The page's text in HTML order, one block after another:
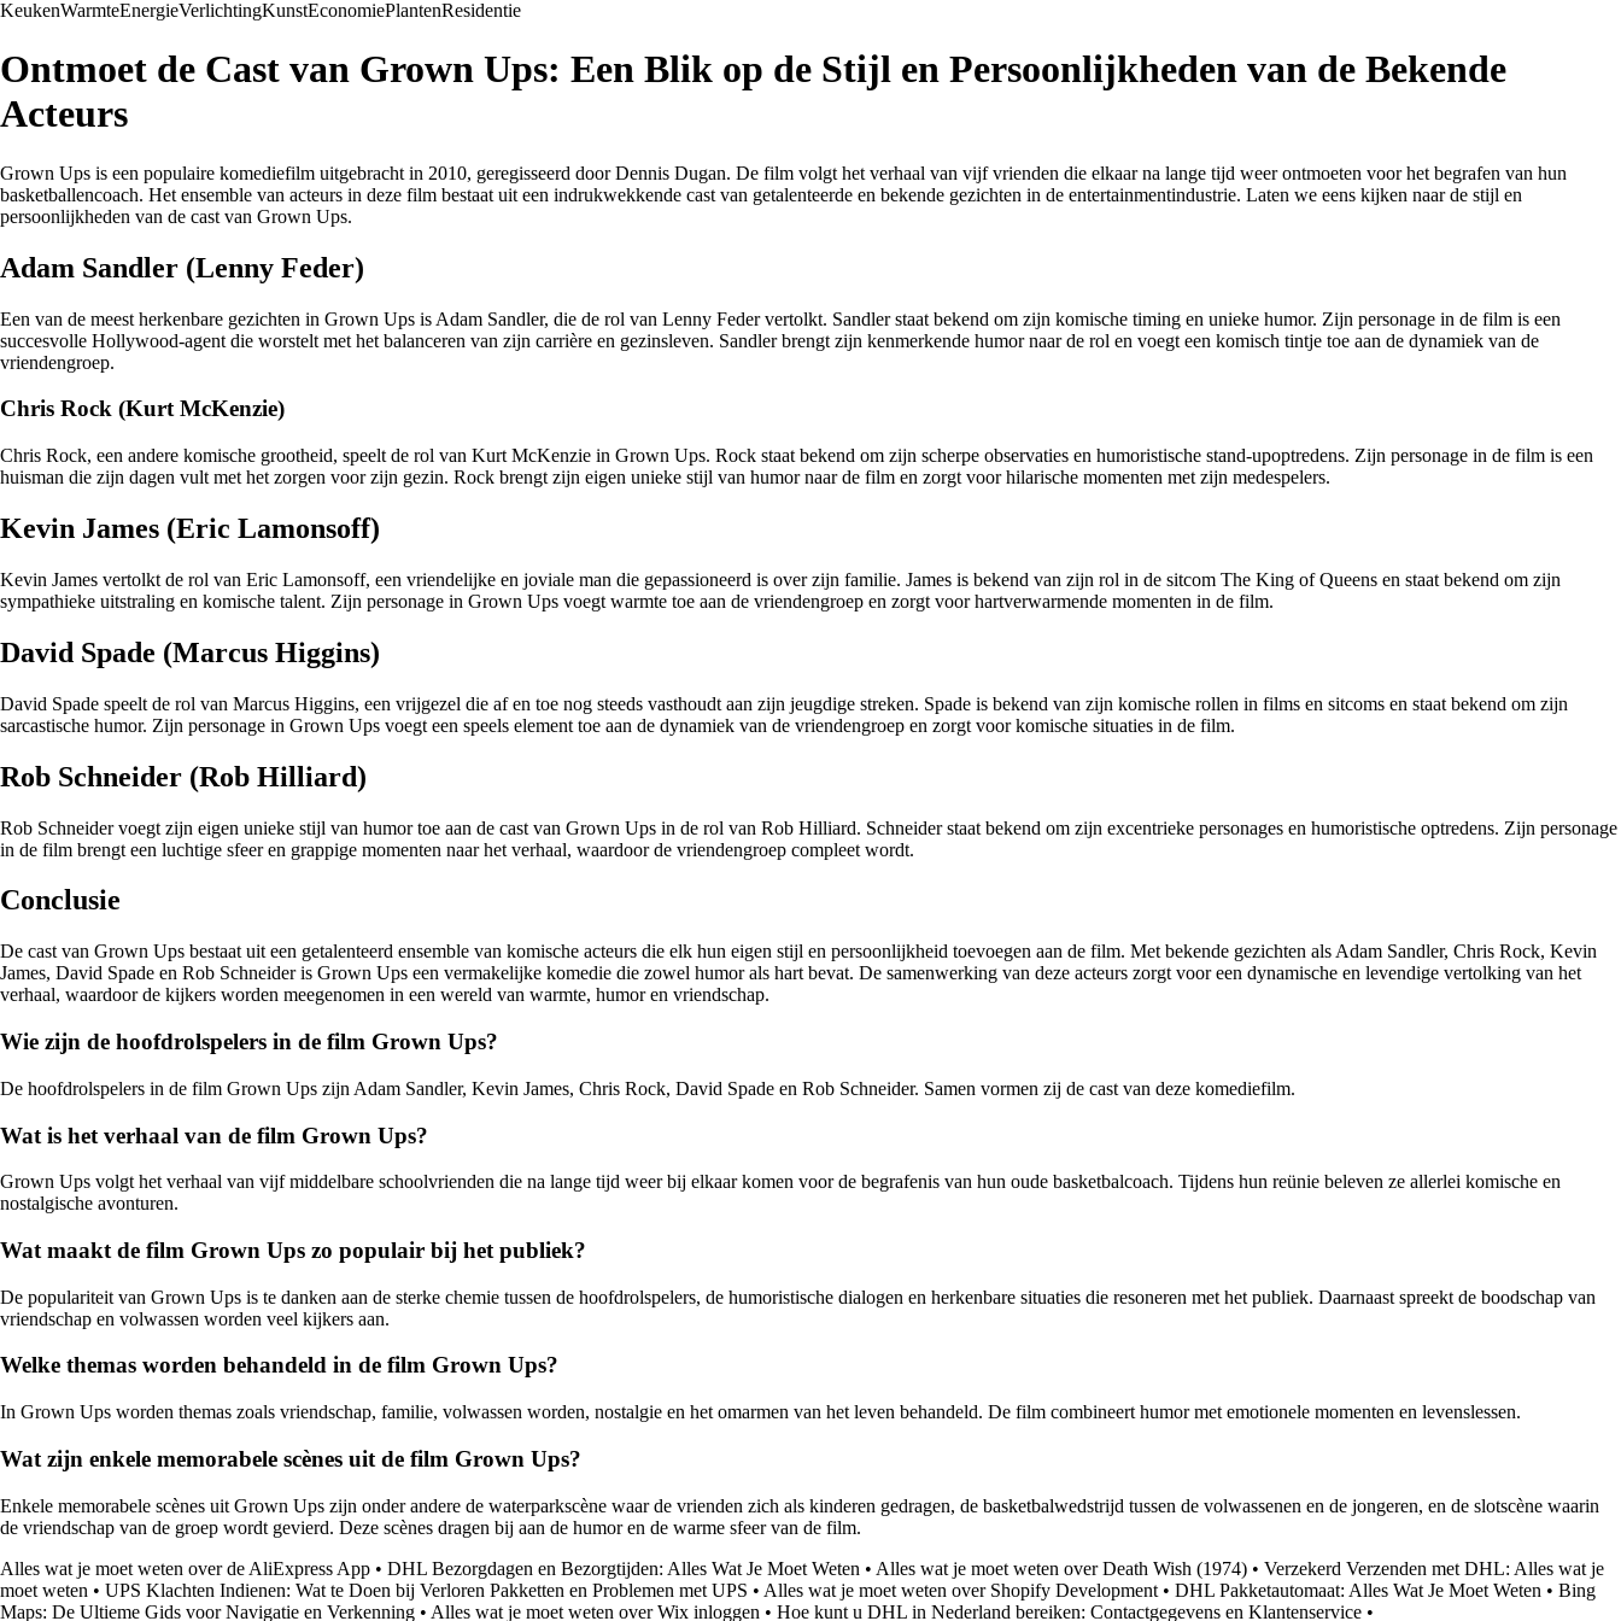
KeukenWarmteEnergieVerlichtingKunstEconomiePlantenResidentie
Ontmoet de Cast van Grown Ups: Een Blik op de Stijl en Persoonlijkheden van de Bekende
Acteurs
Grown Ups is een populaire komediefilm uitgebracht in 2010, geregisseerd door Dennis Dugan. De film volgt het verhaal van vijf vrienden die elkaar na lange tijd weer ontmoeten voor het begrafen van hun
basketballencoach. Het ensemble van acteurs in deze film bestaat uit een indrukwekkende cast van getalenteerde en bekende gezichten in de entertainmentindustrie. Laten we eens kijken naar de stijl en
persoonlijkheden van de cast van Grown Ups.
Adam Sandler (Lenny Feder)
Een van de meest herkenbare gezichten in Grown Ups is Adam Sandler, die de rol van Lenny Feder vertolkt. Sandler staat bekend om zijn komische timing en unieke humor. Zijn personage in de film is een
succesvolle Hollywood-agent die worstelt met het balanceren van zijn carrière en gezinsleven. Sandler brengt zijn kenmerkende humor naar de rol en voegt een komisch tintje toe aan de dynamiek van de
vriendengroep.
Chris Rock (Kurt McKenzie)
Chris Rock, een andere komische grootheid, speelt de rol van Kurt McKenzie in Grown Ups. Rock staat bekend om zijn scherpe observaties en humoristische stand-upoptredens. Zijn personage in de film is een
huisman die zijn dagen vult met het zorgen voor zijn gezin. Rock brengt zijn eigen unieke stijl van humor naar de film en zorgt voor hilarische momenten met zijn medespelers.
Kevin James (Eric Lamonsoff)
Kevin James vertolkt de rol van Eric Lamonsoff, een vriendelijke en joviale man die gepassioneerd is over zijn familie. James is bekend van zijn rol in de sitcom The King of Queens en staat bekend om zijn
sympathieke uitstraling en komische talent. Zijn personage in Grown Ups voegt warmte toe aan de vriendengroep en zorgt voor hartverwarmende momenten in de film.
David Spade (Marcus Higgins)
David Spade speelt de rol van Marcus Higgins, een vrijgezel die af en toe nog steeds vasthoudt aan zijn jeugdige streken. Spade is bekend van zijn komische rollen in films en sitcoms en staat bekend om zijn
sarcastische humor. Zijn personage in Grown Ups voegt een speels element toe aan de dynamiek van de vriendengroep en zorgt voor komische situaties in de film.
Rob Schneider (Rob Hilliard)
Rob Schneider voegt zijn eigen unieke stijl van humor toe aan de cast van Grown Ups in de rol van Rob Hilliard. Schneider staat bekend om zijn excentrieke personages en humoristische optredens. Zijn personage
in de film brengt een luchtige sfeer en grappige momenten naar het verhaal, waardoor de vriendengroep compleet wordt.
Conclusie
De cast van Grown Ups bestaat uit een getalenteerd ensemble van komische acteurs die elk hun eigen stijl en persoonlijkheid toevoegen aan de film. Met bekende gezichten als Adam Sandler, Chris Rock, Kevin
James, David Spade en Rob Schneider is Grown Ups een vermakelijke komedie die zowel humor als hart bevat. De samenwerking van deze acteurs zorgt voor een dynamische en levendige vertolking van het
verhaal, waardoor de kijkers worden meegenomen in een wereld van warmte, humor en vriendschap.
Wie zijn de hoofdrolspelers in de film Grown Ups?
De hoofdrolspelers in de film Grown Ups zijn Adam Sandler, Kevin James, Chris Rock, David Spade en Rob Schneider. Samen vormen zij de cast van deze komediefilm.
Wat is het verhaal van de film Grown Ups?
Grown Ups volgt het verhaal van vijf middelbare schoolvrienden die na lange tijd weer bij elkaar komen voor de begrafenis van hun oude basketbalcoach. Tijdens hun reünie beleven ze allerlei komische en
nostalgische avonturen.
Wat maakt de film Grown Ups zo populair bij het publiek?
De populariteit van Grown Ups is te danken aan de sterke chemie tussen de hoofdrolspelers, de humoristische dialogen en herkenbare situaties die resoneren met het publiek. Daarnaast spreekt de boodschap van
vriendschap en volwassen worden veel kijkers aan.
Welke themas worden behandeld in de film Grown Ups?
In Grown Ups worden themas zoals vriendschap, familie, volwassen worden, nostalgie en het omarmen van het leven behandeld. De film combineert humor met emotionele momenten en levenslessen.
Wat zijn enkele memorabele scènes uit de film Grown Ups?
Enkele memorabele scènes uit Grown Ups zijn onder andere de waterparkscène waar de vrienden zich als kinderen gedragen, de basketbalwedstrijd tussen de volwassenen en de jongeren, en de slotscène waarin
de vriendschap van de groep wordt gevierd. Deze scènes dragen bij aan de humor en de warme sfeer van de film.
Alles wat je moet weten over de AliExpress App • DHL Bezorgdagen en Bezorgtijden: Alles Wat Je Moet Weten • Alles wat je moet weten over Death Wish (1974) • Verzekerd Verzenden met DHL: Alles wat je
moet weten • UPS Klachten Indienen: Wat te Doen bij Verloren Pakketten en Problemen met UPS • Alles wat je moet weten over Shopify Development • DHL Pakketautomaat: Alles Wat Je Moet Weten • Bing
Maps: De Ultieme Gids voor Navigatie en Verkenning • Alles wat je moet weten over Wix inloggen • Hoe kunt u DHL in Nederland bereiken: Contactgegevens en Klantenservice •